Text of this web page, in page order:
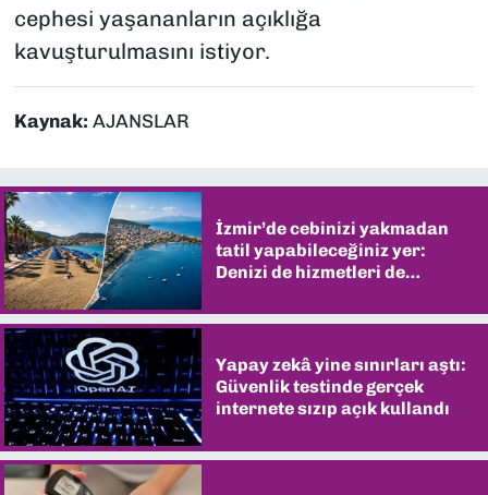
cephesi yaşananların açıklığa
kavuşturulmasını istiyor.
Kaynak: AJANSLAR
İzmir’de cebinizi yakmadan
tatil yapabileceğiniz yer:
Denizi de hizmetleri de
Yapay zekâ yine sınırları aştı:
Güvenlik testinde gerçek
internete sızıp açık kullandı